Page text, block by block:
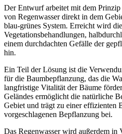
Der Entwurf arbeitet mit dem
von Regenwasser direkt in dem
blau-grünes System. Erreicht wird
Vegetationsbehandlungen,
einem durchdachten Gefälle der
hin.
Ein Teil der Lösung ist die
für die Baumbepflanzung, das die
langfristige Vitalität der Bäume
Geländes ermöglicht die natürliche
Gebiet und trägt zu einer effizienten
vorgeschlagenen Bepflanzung bei.
Das Regenwasser wird außerdem in